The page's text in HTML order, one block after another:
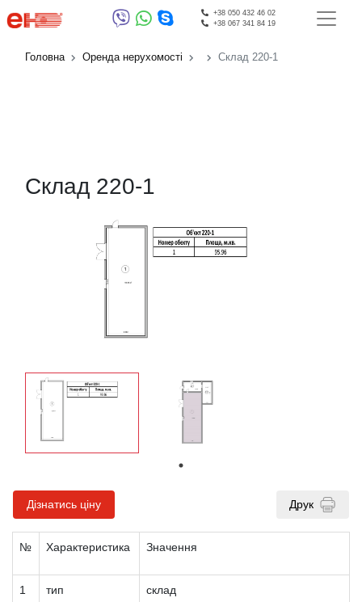
+38 050 432 46 02
+38 067 341 84 19
Головна Оренда нерухомості Склад 220-1
Склад 220-1
Дізнатись ціну Друк
№ Характеристика Значення
1 тип склад